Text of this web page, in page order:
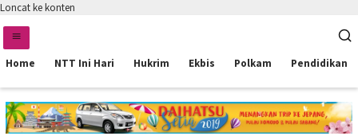
Loncat ke konten
Home NTT Ini Hari Hukrim Ekbis Polkam Pendidikan